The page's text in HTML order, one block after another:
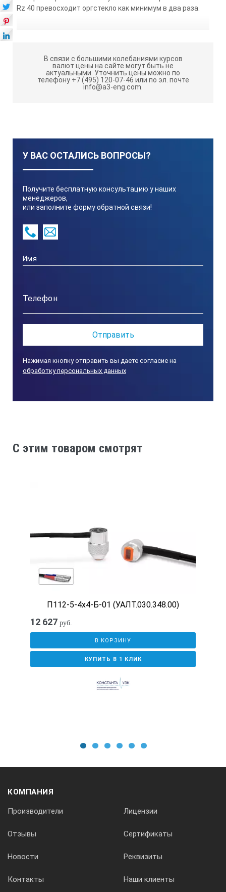
Rz 40 превосходит оргстекло как минимум в два раза.
В связи с большими колебаниями курсов
валют цены на сайте могут быть не
актуальными. Уточнить цены можно по
телефону +7 (495) 120-07-46 или по эл. почте
info@a3-eng.com.
У ВАС ОСТАЛИСЬ ВОПРОСЫ?
Получите бесплатную консультацию у наших
менеджеров,
или заполните форму обратной связи!
Нажимая кнопку отправить вы даете согласие на
обработку персональных данных
C этим товаром смотрят
П112-5-4х4-Б-01 (УАЛТ.030.348.00)
12 627 руб.
В КОРЗИНУ
КУПИТЬ В 1 КЛИК
КОМПАНИЯ
Производители Лицензии
Отзывы Сертификаты
Новости Реквизиты
Контакты Наши клиенты